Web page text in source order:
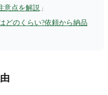
意点を解説 」
どのくらい?依頼から納品